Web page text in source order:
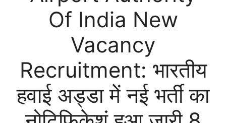
Of India New
Vacancy
Recruitment: भारतीय
हवाई अड्डा में नई भर्ती का